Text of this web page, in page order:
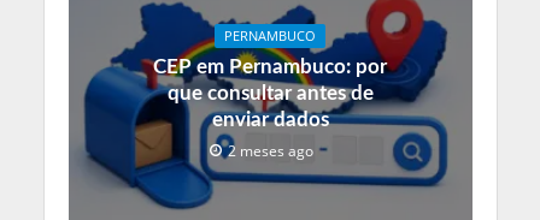
PERNAMBUCO
CEP em Pernambuco: por
que consultar antes de
enviar dados
2 meses ago